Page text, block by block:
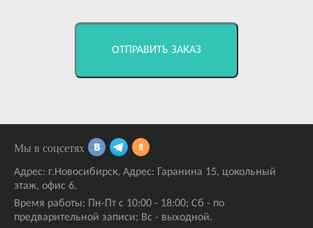
ОТПРАВИТЬ ЗАКАЗ
Адрес: г.Новосибирск, Адрес: Гаранина 15, цокольный
этаж, офис 6.
Время работы: Пн-Пт с 10:00 - 18:00; Сб - по
предварительной записи; Вс - выходной.
Мы в соцсетях